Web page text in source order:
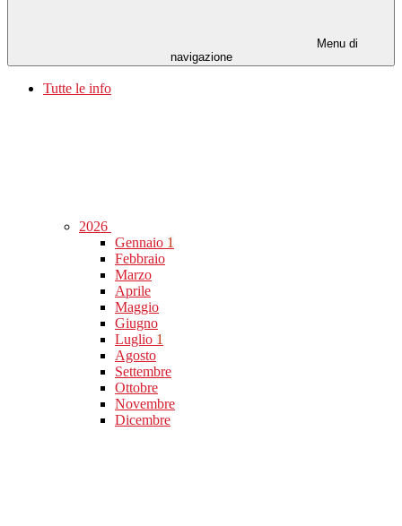
Menu di
navigazione
Tutte le info
2026
Gennaio 1
Febbraio
Marzo
Aprile
Maggio
Giugno
Luglio 1
Agosto
Settembre
Ottobre
Novembre
Dicembre